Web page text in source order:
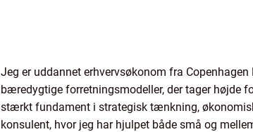
Jeg er uddannet erhvervsøkonom fra
bæredygtige forretningsmodeller, der tager højde
stærkt fundament i strategisk tænkning,
konsulent, hvor jeg har hjulpet både små og